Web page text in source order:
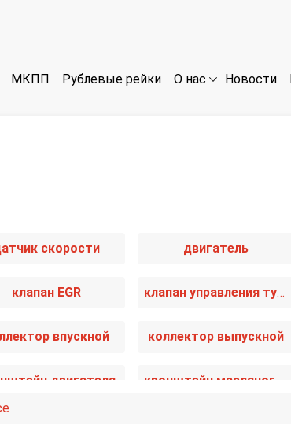
МКПП Рублевые рейки О нас Новости
скорости двигатель
клапан EGR клапан управления турбиной (актуатор)
впускной коллектор выпускной
двигателя